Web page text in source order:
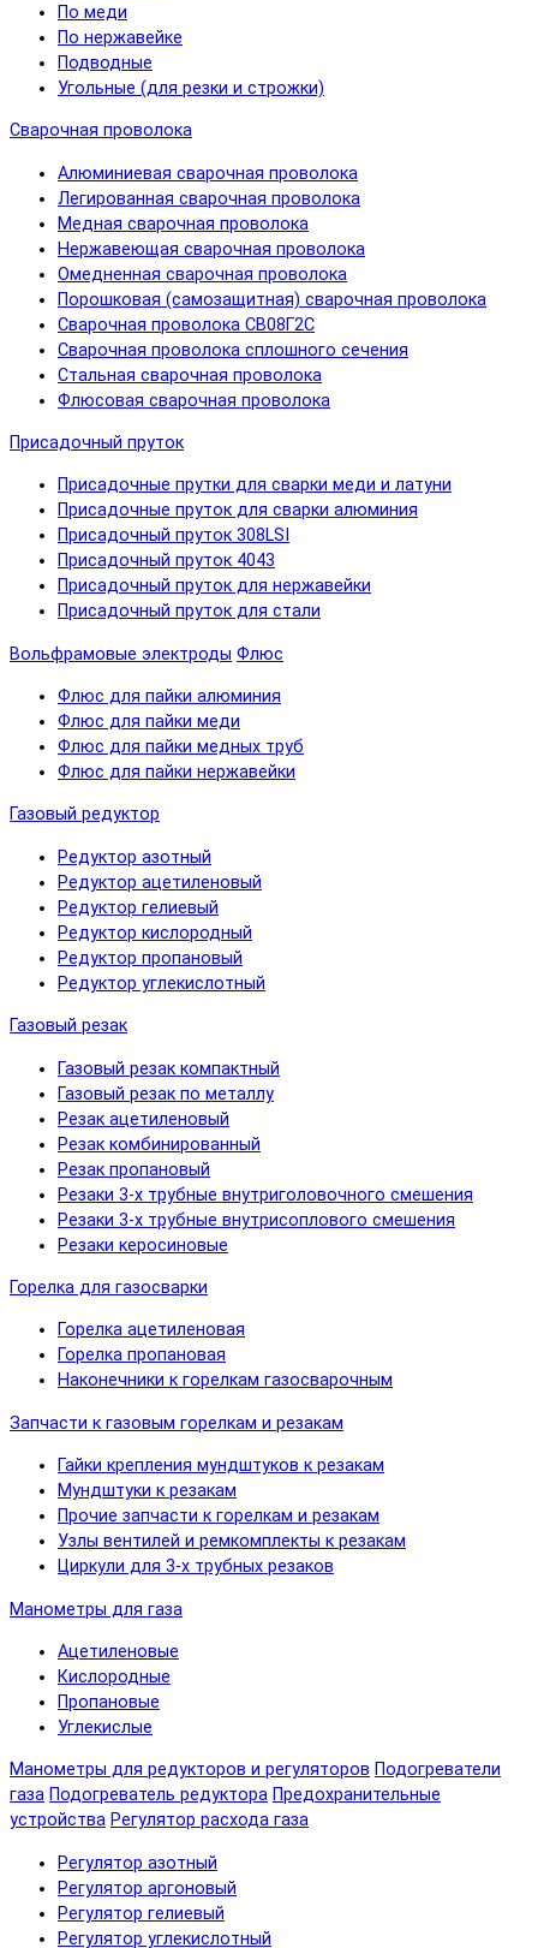
По меди
По нержавейке
Подводные
Угольные (для резки и строжки)
Сварочная проволока
Алюминиевая сварочная проволока
Легированная сварочная проволока
Медная сварочная проволока
Нержавеющая сварочная проволока
Омедненная сварочная проволока
Порошковая (самозащитная) сварочная проволока
Сварочная проволока СВ08Г2С
Сварочная проволока сплошного сечения
Стальная сварочная проволока
Флюсовая сварочная проволока
Присадочный пруток
Присадочные прутки для сварки меди и латуни
Присадочные пруток для сварки алюминия
Присадочный пруток 308LSI
Присадочный пруток 4043
Присадочный пруток для нержавейки
Присадочный пруток для стали
Вольфрамовые электроды Флюс
Флюс для пайки алюминия
Флюс для пайки меди
Флюс для пайки медных труб
Флюс для пайки нержавейки
Газовый редуктор
Редуктор азотный
Редуктор ацетиленовый
Редуктор гелиевый
Редуктор кислородный
Редуктор пропановый
Редуктор углекислотный
Газовый резак
Газовый резак компактный
Газовый резак по металлу
Резак ацетиленовый
Резак комбинированный
Резак пропановый
Резаки 3-х трубные внутриголовочного смешения
Резаки 3-х трубные внутрисоплового смешения
Резаки керосиновые
Горелка для газосварки
Горелка ацетиленовая
Горелка пропановая
Наконечники к горелкам газосварочным
Запчасти к газовым горелкам и резакам
Гайки крепления мундштуков к резакам
Мундштуки к резакам
Прочие запчасти к горелкам и резакам
Узлы вентилей и ремкомплекты к резакам
Циркули для 3-х трубных резаков
Манометры для газа
Ацетиленовые
Кислородные
Пропановые
Углекислые
Манометры для редукторов и регуляторов Подогреватели
газа Подогреватель редуктора Предохранительные
устройства Регулятор расхода газа
Регулятор азотный
Регулятор аргоновый
Регулятор гелиевый
Регулятор углекислотный